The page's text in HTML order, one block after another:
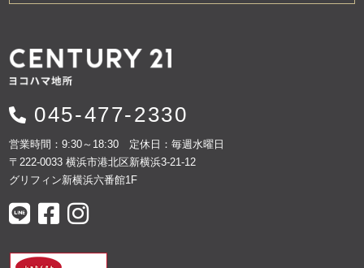
045-477-2330
営業時間：9:30～18:30 定休日：毎週水曜日
〒222-0033 横浜市港北区新横浜3-21-12
グリフィン新横浜六番館1F